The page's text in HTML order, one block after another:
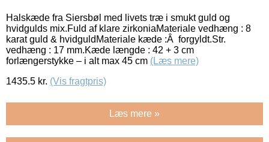
Halskæde fra Siersbøl med livets træ i smukt guld og
hvidgulds mix.Fuld af klare zirkoniaMateriale vedhæng : 8
karat guld & hvidguldMateriale kæde :Â forgyldt.Str.
vedhæng : 17 mm.Kæde længde : 42 + 3 cm
forlængerstykke – i alt max 45 cm (Læs mere)
1435.5 kr. (Vis fragtpris)
Læs mere »